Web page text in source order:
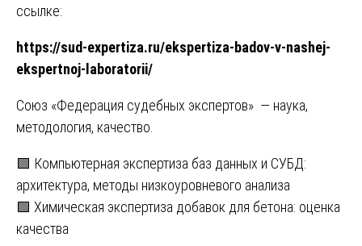
ссылке:
https://sud-expertiza.ru/ekspertiza-badov-v-nashej-
ekspertnoj-laboratorii/
Союз «Федерация судебных экспертов» — наука,
методология, качество.
Навигация
по
записям
🟩 Компьютерная экспертиза баз данных и СУБД:
архитектура, методы низкоуровневого анализа
🟩 Химическая экспертиза добавок для бетона: оценка
качества